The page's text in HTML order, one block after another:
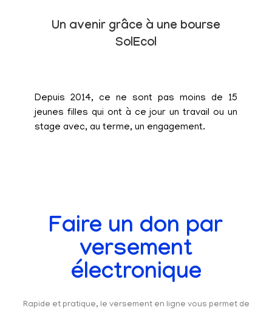
Un avenir grâce à une bourse
SolEcol
Depuis 2014, ce ne sont pas moins de 15
jeunes filles qui ont à ce jour un travail ou un
stage avec, au terme, un engagement.
Faire un don par
versement
électronique
Rapide et pratique, le versement en ligne vous permet de